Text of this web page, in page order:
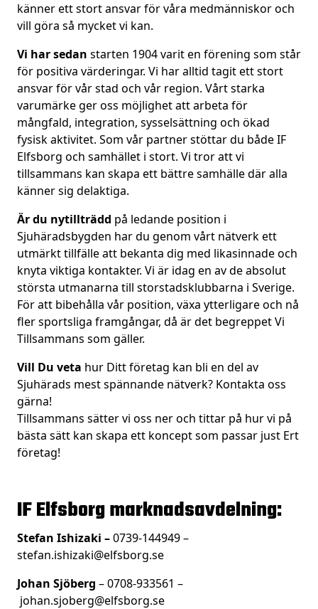
känner ett stort ansvar för våra medmänniskor och
vill göra så mycket vi kan.
Vi har sedan starten 1904 varit en förening som står
för positiva värderingar. Vi har alltid tagit ett stort
ansvar för vår stad och vår region. Vårt starka
varumärke ger oss möjlighet att arbeta för
mångfald, integration, sysselsättning och ökad
fysisk aktivitet. Som vår partner stöttar du både IF
Elfsborg och samhället i stort. Vi tror att vi
tillsammans kan skapa ett bättre samhälle där alla
känner sig delaktiga.
Är du nytillträdd på ledande position i
Sjuhäradsbygden har du genom vårt nätverk ett
utmärkt tillfälle att bekanta dig med likasinnade och
knyta viktiga kontakter. Vi är idag en av de absolut
största utmanarna till storstadsklubbarna i Sverige.
För att bibehålla vår position, växa ytterligare och nå
fler sportsliga framgångar, då är det begreppet Vi
Tillsammans som gäller.
Vill Du veta hur Ditt företag kan bli en del av
Sjuhärads mest spännande nätverk? Kontakta oss
gärna!
Tillsammans sätter vi oss ner och tittar på hur vi på
bästa sätt kan skapa ett koncept som passar just Ert
företag!
IF Elfsborg marknadsavdelning:
Stefan Ishizaki –0739-144949 –
stefan.ishizaki@elfsborg.se
Johan Sjöberg – 0708-933561 –
johan.sjoberg@elfsborg.se